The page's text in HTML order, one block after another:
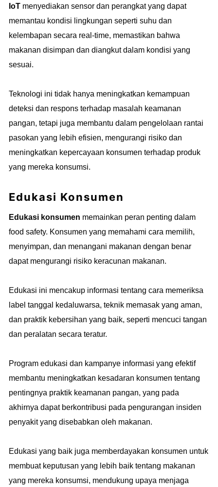
IoT menyediakan sensor dan perangkat yang dapat
memantau kondisi lingkungan seperti suhu dan
kelembapan secara real-time, memastikan bahwa
makanan disimpan dan diangkut dalam kondisi yang
sesuai.
Teknologi ini tidak hanya meningkatkan kemampuan
deteksi dan respons terhadap masalah keamanan
pangan, tetapi juga membantu dalam pengelolaan rantai
pasokan yang lebih efisien, mengurangi risiko dan
meningkatkan kepercayaan konsumen terhadap produk
yang mereka konsumsi.
Edukasi Konsumen
Edukasi konsumen memainkan peran penting dalam
food safety. Konsumen yang memahami cara memilih,
menyimpan, dan menangani makanan dengan benar
dapat mengurangi risiko keracunan makanan.
Edukasi ini mencakup informasi tentang cara memeriksa
label tanggal kedaluwarsa, teknik memasak yang aman,
dan praktik kebersihan yang baik, seperti mencuci tangan
dan peralatan secara teratur.
Program edukasi dan kampanye informasi yang efektif
membantu meningkatkan kesadaran konsumen tentang
pentingnya praktik keamanan pangan, yang pada
akhirnya dapat berkontribusi pada pengurangan insiden
penyakit yang disebabkan oleh makanan.
Edukasi yang baik juga memberdayakan konsumen untuk
membuat keputusan yang lebih baik tentang makanan
yang mereka konsumsi, mendukung upaya menjaga